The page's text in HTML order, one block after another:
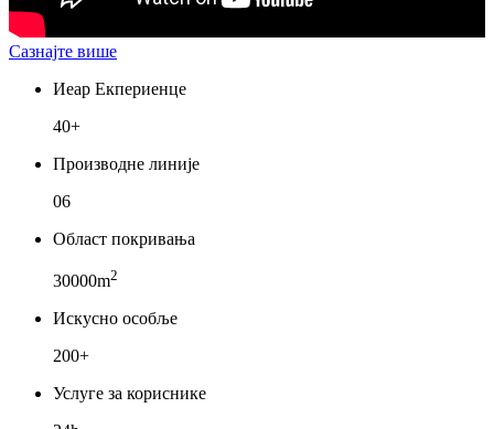
Сазнајте више
Иеар Екпериенце
40+
Производне линије
06
Област покривања
30000m2
Искусно особље
200+
Услуге за кориснике